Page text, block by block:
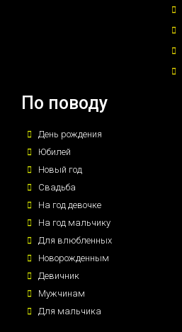
По поводу
День рождения
Юбилей
Новый год
Свадьба
На год девочке
На год мальчику
Для влюбленных
Новорожденным
Девичник
Мужчинам
Для мальчика